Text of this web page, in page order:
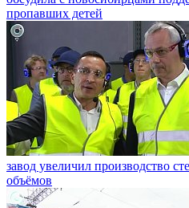
пропавших детей
завод увеличил производство
объёмов